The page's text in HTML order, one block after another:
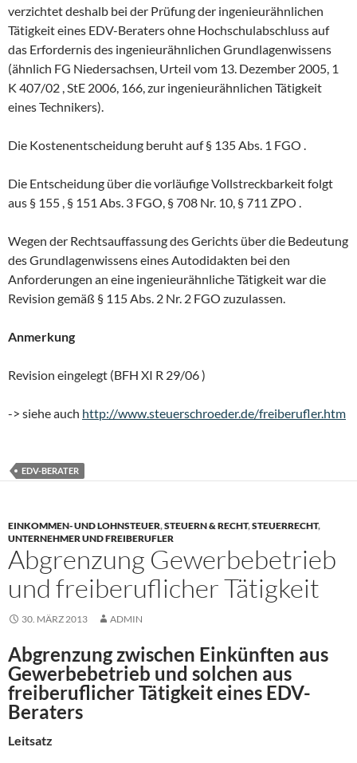
verzichtet deshalb bei der Prüfung der ingenieurähnlichen
Tätigkeit eines EDV-Beraters ohne Hochschulabschluss auf
das Erfordernis des ingenieurähnlichen Grundlagenwissens
(ähnlich FG Niedersachsen, Urteil vom 13. Dezember 2005, 1
K 407/02 , StE 2006, 166, zur ingenieurähnlichen Tätigkeit
eines Technikers).
Die Kostenentscheidung beruht auf § 135 Abs. 1 FGO .
Die Entscheidung über die vorläufige Vollstreckbarkeit folgt
aus § 155 , § 151 Abs. 3 FGO, § 708 Nr. 10, § 711 ZPO .
Wegen der Rechtsauffassung des Gerichts über die Bedeutung
des Grundlagenwissens eines Autodidakten bei den
Anforderungen an eine ingenieurähnliche Tätigkeit war die
Revision gemäß § 115 Abs. 2 Nr. 2 FGO zuzulassen.
Anmerkung
Revision eingelegt (BFH XI R 29/06 )
-> siehe auch http://www.steuerschroeder.de/freiberufler.htm
EDV-BERATER
EINKOMMEN- UND LOHNSTEUER,STEUERN & RECHT,STEUERRECHT,
UNTERNEHMER UND FREIBERUFLER
Abgrenzung Gewerbebetrieb
und freiberuflicher Tätigkeit
30. MÄRZ 2013 ADMIN
Abgrenzung zwischen Einkünften aus
Gewerbebetrieb und solchen aus
freiberuflicher Tätigkeit eines EDV-
Beraters
Leitsatz